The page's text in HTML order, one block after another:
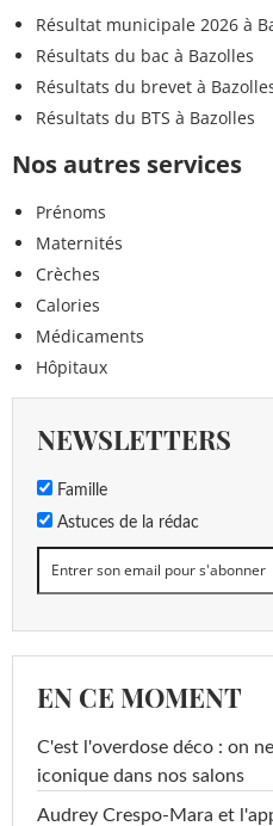
Résultat municipale 2026 à
Résultats du bac à Bazolles
Résultats du brevet à
Résultats du BTS à Bazolles
Nos autres services
Prénoms
Maternités
Crèches
Calories
Médicaments
Hôpitaux
NEWSLETTERS
Famille
Astuces de la rédac
EN CE MOMENT
C'est l'overdose déco : on
iconique dans nos salons
Audrey Crespo-Mara et